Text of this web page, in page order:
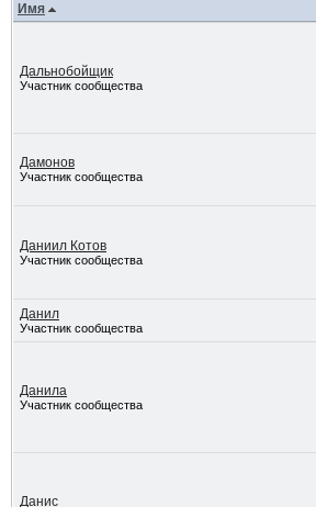
Имя
Дальнобойщик
Участник сообщества
Дамонов
Участник сообщества
Даниил Котов
Участник сообщества
Данил
Участник сообщества
Данила
Участник сообщества
Данис